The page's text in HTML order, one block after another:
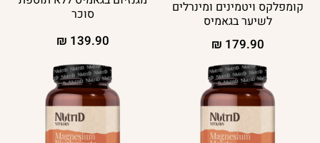
קומפלקס ויטמינים ומינרלים
לשיער בגאמיס
179.90
₪
סוכר
139.90
₪